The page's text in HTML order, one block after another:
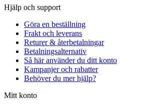
Hjälp och support
Göra en beställning
Frakt och leverans
Returer & återbetalningar
Betalningsalternativ
Så här använder du ditt konto
Kampanjer och rabatter
Behöver du mer hjälp?
Mitt konto